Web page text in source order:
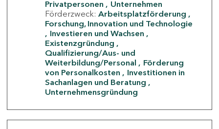
Privatpersonen
Unternehmen
Förderzweck: Arbeitsplatzförderung
Forschung, Innovation und Technologie
Investieren und Wachsen
Existenzgründung
Qualifizierung/Aus- und
Weiterbildung/Personal
Förderung
von Personalkosten
Investitionen in
Sachanlagen und Beratung
Unternehmensgründung